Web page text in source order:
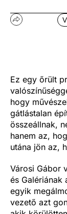
Ez egy őrült
hogy
gátlástalan
összeállnak,
hanem az,
utána jön az,
Városi Gábor
és Galériának
egyik
vezető azt